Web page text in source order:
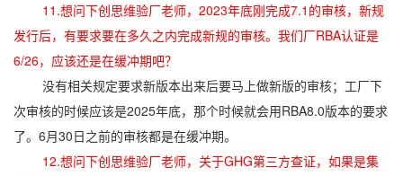
11.想问下创思维验厂老师，2023年底刚完成7.1的审核，新规
发行后，有要求要在多久之内完成新规的审核。我们厂RBA认证是
6/26，应该还是在缓冲期吧？
没有相关规定要求新版本出来后要马上做新版的审核；工厂下
次审核的时候应该是2025年底，那个时候就会用RBA8.0版本的要求
了。6月30日之前的审核都是在缓冲期。
12.想问下创思维验厂老师，关于GHG第三方查证，如果是集